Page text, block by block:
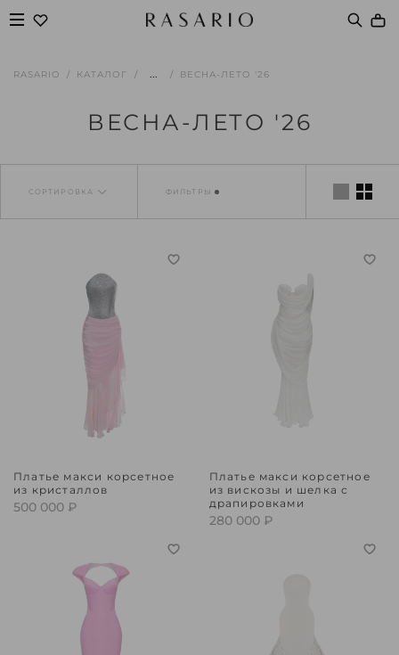
RASARIO КАТАЛОГ ... ВЕСНА-ЛЕТО '26
ВЕСНА-ЛЕТО '26
СОРТИРОВКА ФИЛЬТРЫ
Платье макси корсетное
из кристаллов
500 000 ₽
Платье макси корсетное
из вискозы и шелка с
драпировками
280 000 ₽